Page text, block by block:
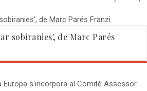
sobiranies', de Marc Parés